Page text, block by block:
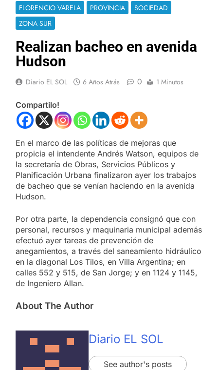
FLORENCIO VARELA PROVINCIA
SOCIEDAD
ZONA SUR
Realizan bacheo en avenida
Hudson
Diario EL SOL 6 Años Atrás 0 1 Minutos
Compartilo!
En el marco de las políticas de mejoras que
propicia el intendente Andrés Watson, equipos de
la secretaría de Obras, Servicios Públicos y
Planificación Urbana finalizaron ayer los trabajos
de bacheo que se venían haciendo en la avenida
Hudson.
Por otra parte, la dependencia consignó que con
personal, recursos y maquinaria municipal además
efectuó ayer tareas de prevención de
anegamientos, a través del saneamiento hidráulico
en la diagonal Los Tilos, en Villa Argentina; en
calles 552 y 515, de San Jorge; y en 1124 y 1145,
de Ingeniero Allan.
About The Author
Diario EL SOL
See author's posts